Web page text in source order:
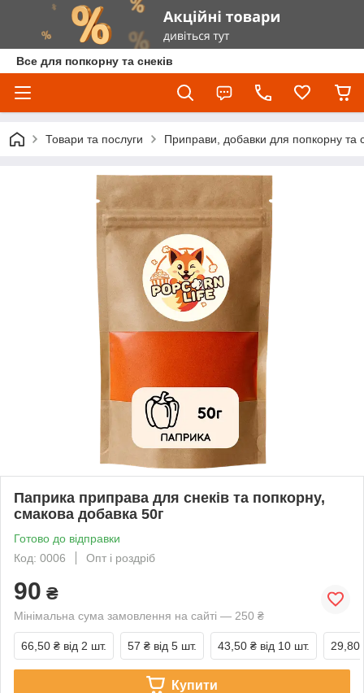
Все для попкорну та снеків
Товари та послуги Приправи, добавки для попкорну та
Паприка приправа для снеків та попкорну,
смакова добавка 50г
Готово до відправки
Код: 0006
Опт і роздріб
90 ₴
Мінімальна сума замовлення на сайті — 250 ₴
66,50 ₴ від 2 шт. 57 ₴ від 5 шт. 43,50 ₴ від 10 шт. 29,80
Купити